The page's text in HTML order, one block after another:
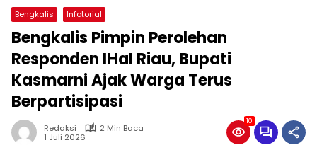
Bengkalis Infotorial
Bengkalis Pimpin Perolehan
Responden IHaI Riau, Bupati
Kasmarni Ajak Warga Terus
Berpartisipasi
Redaksi
2 Min Baca
1 Juli 2026
10